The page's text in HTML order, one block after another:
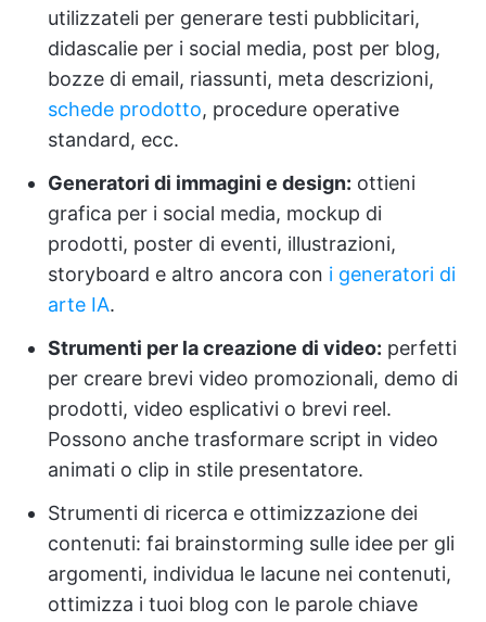
utilizzateli per generare testi pubblicitari,
didascalie per i social media, post per blog,
bozze di email, riassunti, meta descrizioni,
schede prodotto, procedure operative
standard, ecc.
Generatori di immagini e design: ottieni
grafica per i social media, mockup di
prodotti, poster di eventi, illustrazioni,
storyboard e altro ancora con i generatori di
arte IA.
Strumenti per la creazione di video: perfetti
per creare brevi video promozionali, demo di
prodotti, video esplicativi o brevi reel.
Possono anche trasformare script in video
animati o clip in stile presentatore.
Strumenti di ricerca e ottimizzazione dei
contenuti: fai brainstorming sulle idee per gli
argomenti, individua le lacune nei contenuti,
ottimizza i tuoi blog con le parole chiave